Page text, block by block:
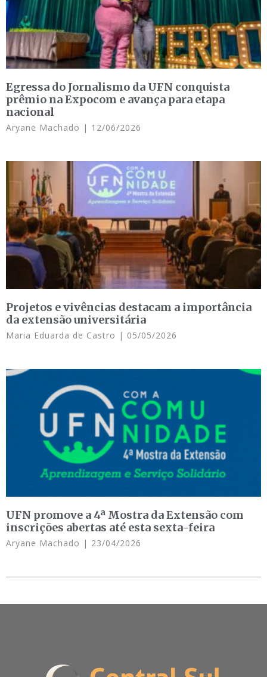
Egressa do Jornalismo da UFN conquista
prêmio na Expocom e avança para etapa
nacional
Aryane Machado 12/06/2026
Projetos e vivências destacam a importância
da extensão universitária
Maria Eduarda de Castro 05/05/2026
UFN promove a 4ª Mostra da Extensão com
inscrições abertas até esta sexta-feira
Aryane Machado 23/04/2026